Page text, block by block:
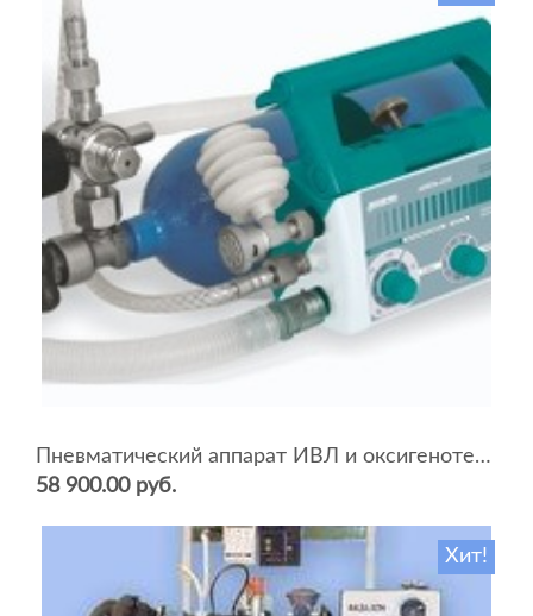
Пневматический аппарат ИВЛ и оксигенотерапии портативный АИВЛп-2/20-«ТМТ»
58 900.00 руб.
Хит!